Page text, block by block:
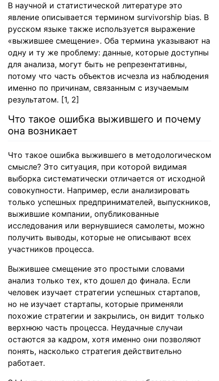
В научной и статистической литературе это
явление описывается термином survivorship bias. В
русском языке также используется выражение
«выжившее смещение». Оба термина указывают на
одну и ту же проблему: данные, которые доступны
для анализа, могут быть не репрезентативны,
потому что часть объектов исчезла из наблюдения
именно по причинам, связанным с изучаемым
результатом. [1, 2]
Что такое ошибка выжившего и почему
она возникает
Что такое ошибка выжившего в методологическом
смысле? Это ситуация, при которой видимая
выборка систематически отличается от исходной
совокупности. Например, если анализировать
только успешных предпринимателей, выпускников,
выжившие компании, опубликованные
исследования или вернувшиеся самолеты, можно
получить выводы, которые не описывают всех
участников процесса.
Выжившее смещение это простыми словами
анализ только тех, кто дошел до финала. Если
человек изучает стратегии успешных стартапов,
но не изучает стартапы, которые применяли
похожие стратегии и закрылись, он видит только
верхнюю часть процесса. Неудачные случаи
остаются за кадром, хотя именно они позволяют
понять, насколько стратегия действительно
работает.